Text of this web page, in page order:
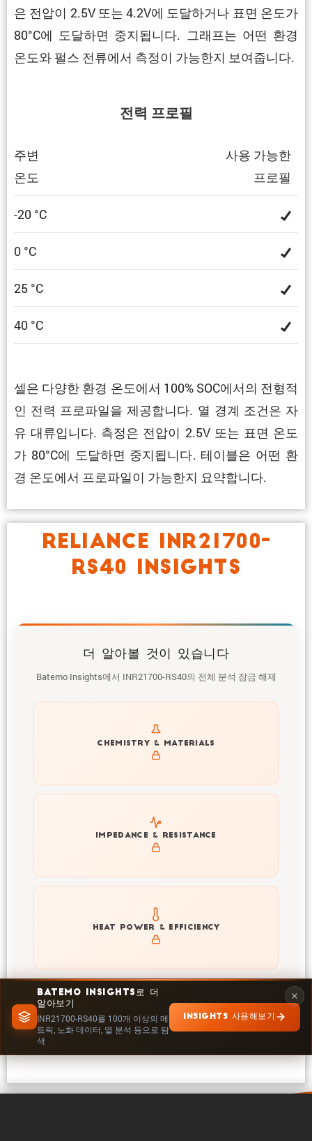
BATEMO INSIGHTS로 더
알아보기
INR21700-RS40를 100개 이상의 메
트릭, 노화 데이터, 열 분석 등으로 탐
색
INSIGHTS 사용해보기
은 전압이 2.5V 또는 4.2V에 도달하거나 표면 온도가
80°C에 도달하면 중지됩니다. 그래프는 어떤 환경
온도와 펄스 전류에서 측정이 가능한지 보여줍니다.
전력 프로필
주변
온도
사용 가능한
프로필
-20 °C
0 °C
25 °C
40 °C
셀은 다양한 환경 온도에서 100% SOC에서의 전형적
인 전력 프로파일을 제공합니다. 열 경계 조건은 자
유 대류입니다. 측정은 전압이 2.5V 또는 표면 온도
가 80°C에 도달하면 중지됩니다. 테이블은 어떤 환
경 온도에서 프로파일이 가능한지 요약합니다.
RELIANCE INR21700-
RS40 INSIGHTS
더 알아볼 것이 있습니다
Batemo Insights에서 INR21700-RS40의 전체 분석 잠금 해제
CHEMISTRY & MATERIALS
Get to know active materials for the INR21700-RS40
IMPEDANCE & RESISTANCE
Explore impedance spectrum and DCIR (SOC, T) of
INR21700-RS40
HEAT POWER & EFFICIENCY
Explore heat generation and cell efficiency at different
temperatures and powers of INR21700-RS40
INSIGHTS에서 탐색